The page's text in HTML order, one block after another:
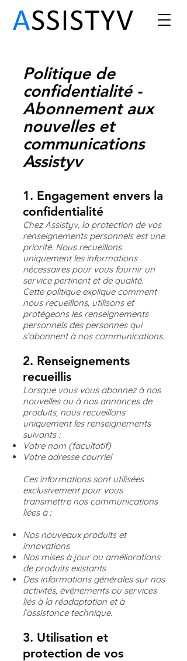
Politique de
confidentialité -
Abonnement aux
nouvelles et
communications
Assistyv
1. Engagement envers la
confidentialité
Chez Assistyv, la protection de vos
renseignements personnels est une
priorité. Nous recueillons
uniquement les informations
nécessaires pour vous fournir un
service pertinent et de qualité.
Cette politique explique comment
nous recueillons, utilisons et
protégeons les renseignements
personnels des personnes qui
s’abonnent à nos communications.
2. Renseignements
recueillis
Lorsque vous vous abonnez à nos
nouvelles ou à nos annonces de
produits, nous recueillons
uniquement les renseignements
suivants :
Votre nom (facultatif)
Votre adresse courriel
Ces informations sont utilisées
exclusivement pour vous
transmettre nos communications
liées à :
Nos nouveaux produits et
innovations
Nos mises à jour ou améliorations
de produits existants
Des informations générales sur nos
activités, événements ou services
liés à la réadaptation et à
l’assistance technique.
3. Utilisation et
protection de vos